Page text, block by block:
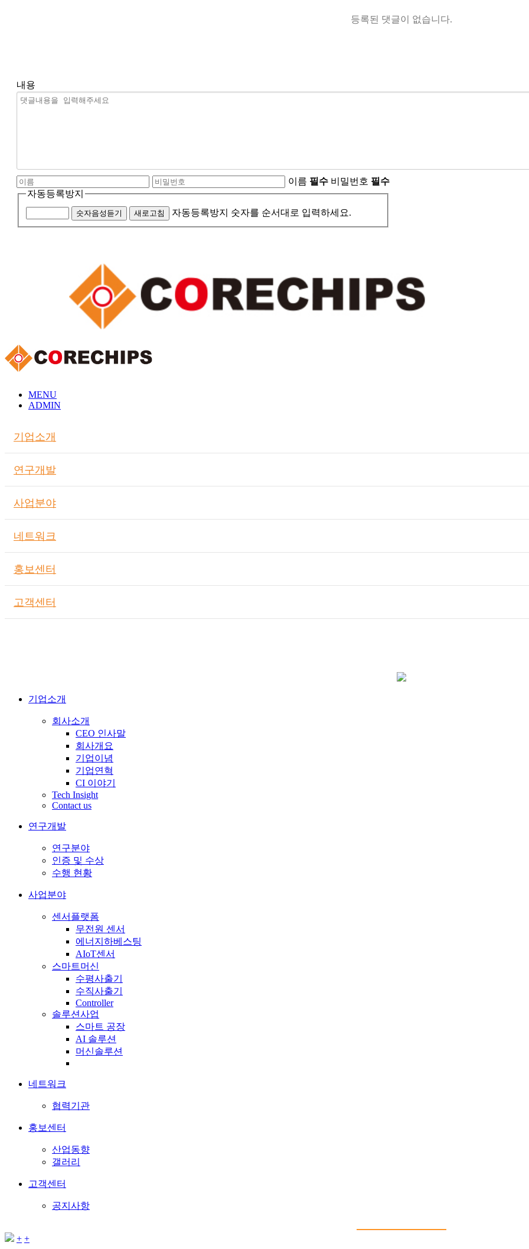
등록된 댓글이 없습니다.
내용
이름 필수 비밀번호 필수
자동등록방지
숫자음성듣기 새로고침 자동등록방지 숫자를 순서대로 입력하세요.
MENU
ADMIN
기업소개
연구개발
사업분야
네트워크
홍보센터
고객센터
기업소개
회사소개
CEO 인사말
회사개요
기업이념
기업연혁
CI 이야기
Tech Insight
Contact us
연구개발
연구분야
인증 및 수상
수행 현황
사업분야
센서플랫폼
무전원 센서
에너지하베스팅
AIoT센서
스마트머신
수평사출기
수직사출기
Controller
솔루션사업
스마트 공장
AI 솔루션
머신솔루션
네트워크
협력기관
홍보센터
산업동향
갤러리
고객센터
공지사항
+ +